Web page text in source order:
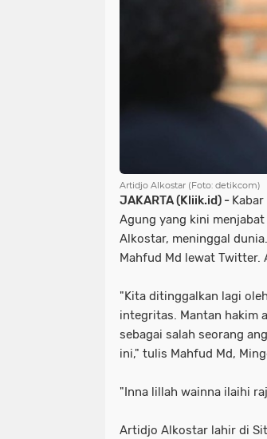
Artidjo Alkostar (Foto: detikcom)
JAKARTA (Kliik.id) -
Agung yang kini
Alkostar, meninggal
Mahfud Md lewat
"Kita ditinggalkan lagi
integritas. Mantan hakim
sebagai salah seorang
ini," tulis Mahfud Md,
"Inna lillah wainna ilaihi
Artidjo Alkostar lahir di